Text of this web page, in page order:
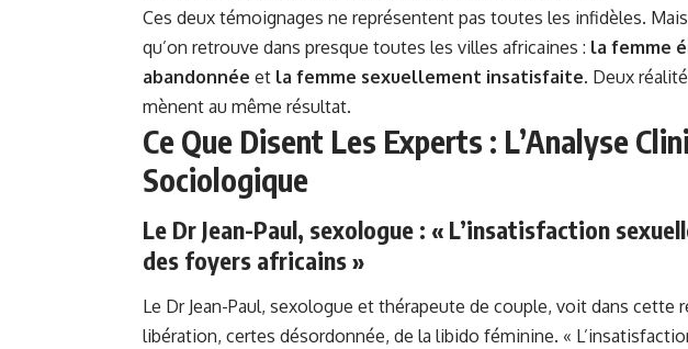
Ces deux témoignages ne représentent pas toutes les infidèles.
qu’on retrouve dans presque toutes les villes africaines : la femme
abandonnée et la femme sexuellement insatisfaite. Deux
mènent au même résultat.
Ce Que Disent Les Experts : L’Analyse
Sociologique
Le Dr Jean-Paul, sexologue : « L’insatisfaction
des foyers africains »
Le Dr Jean-Paul, sexologue et thérapeute de couple, voit dans cette
libération, certes désordonnée, de la libido féminine. «